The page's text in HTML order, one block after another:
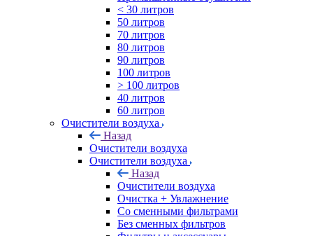
< 30 литров
50 литров
70 литров
80 литров
90 литров
100 литров
> 100 литров
40 литров
60 литров
Очистители воздуха
Назад
Очистители воздуха
Очистители воздуха
Назад
Очистители воздуха
Очистка + Увлажнение
Cо сменными фильтрами
Без сменных фильтров